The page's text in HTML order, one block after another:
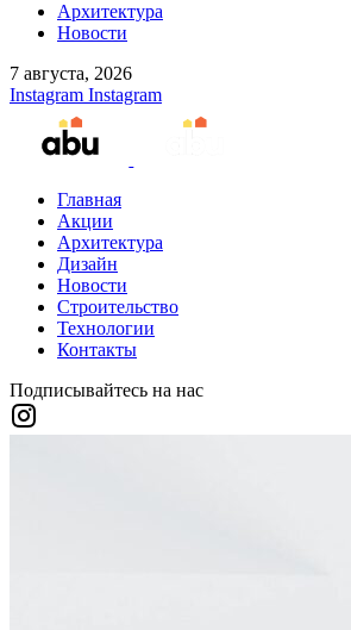
Архитектура
Новости
7 августа, 2026
Instagram Instagram
Главная
Акции
Архитектура
Дизайн
Новости
Строительство
Технологии
Контакты
Подписывайтесь на нас